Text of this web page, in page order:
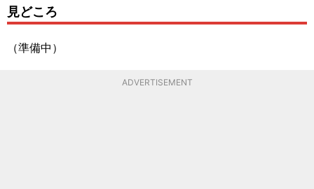
見どころ
（準備中）
ADVERTISEMENT